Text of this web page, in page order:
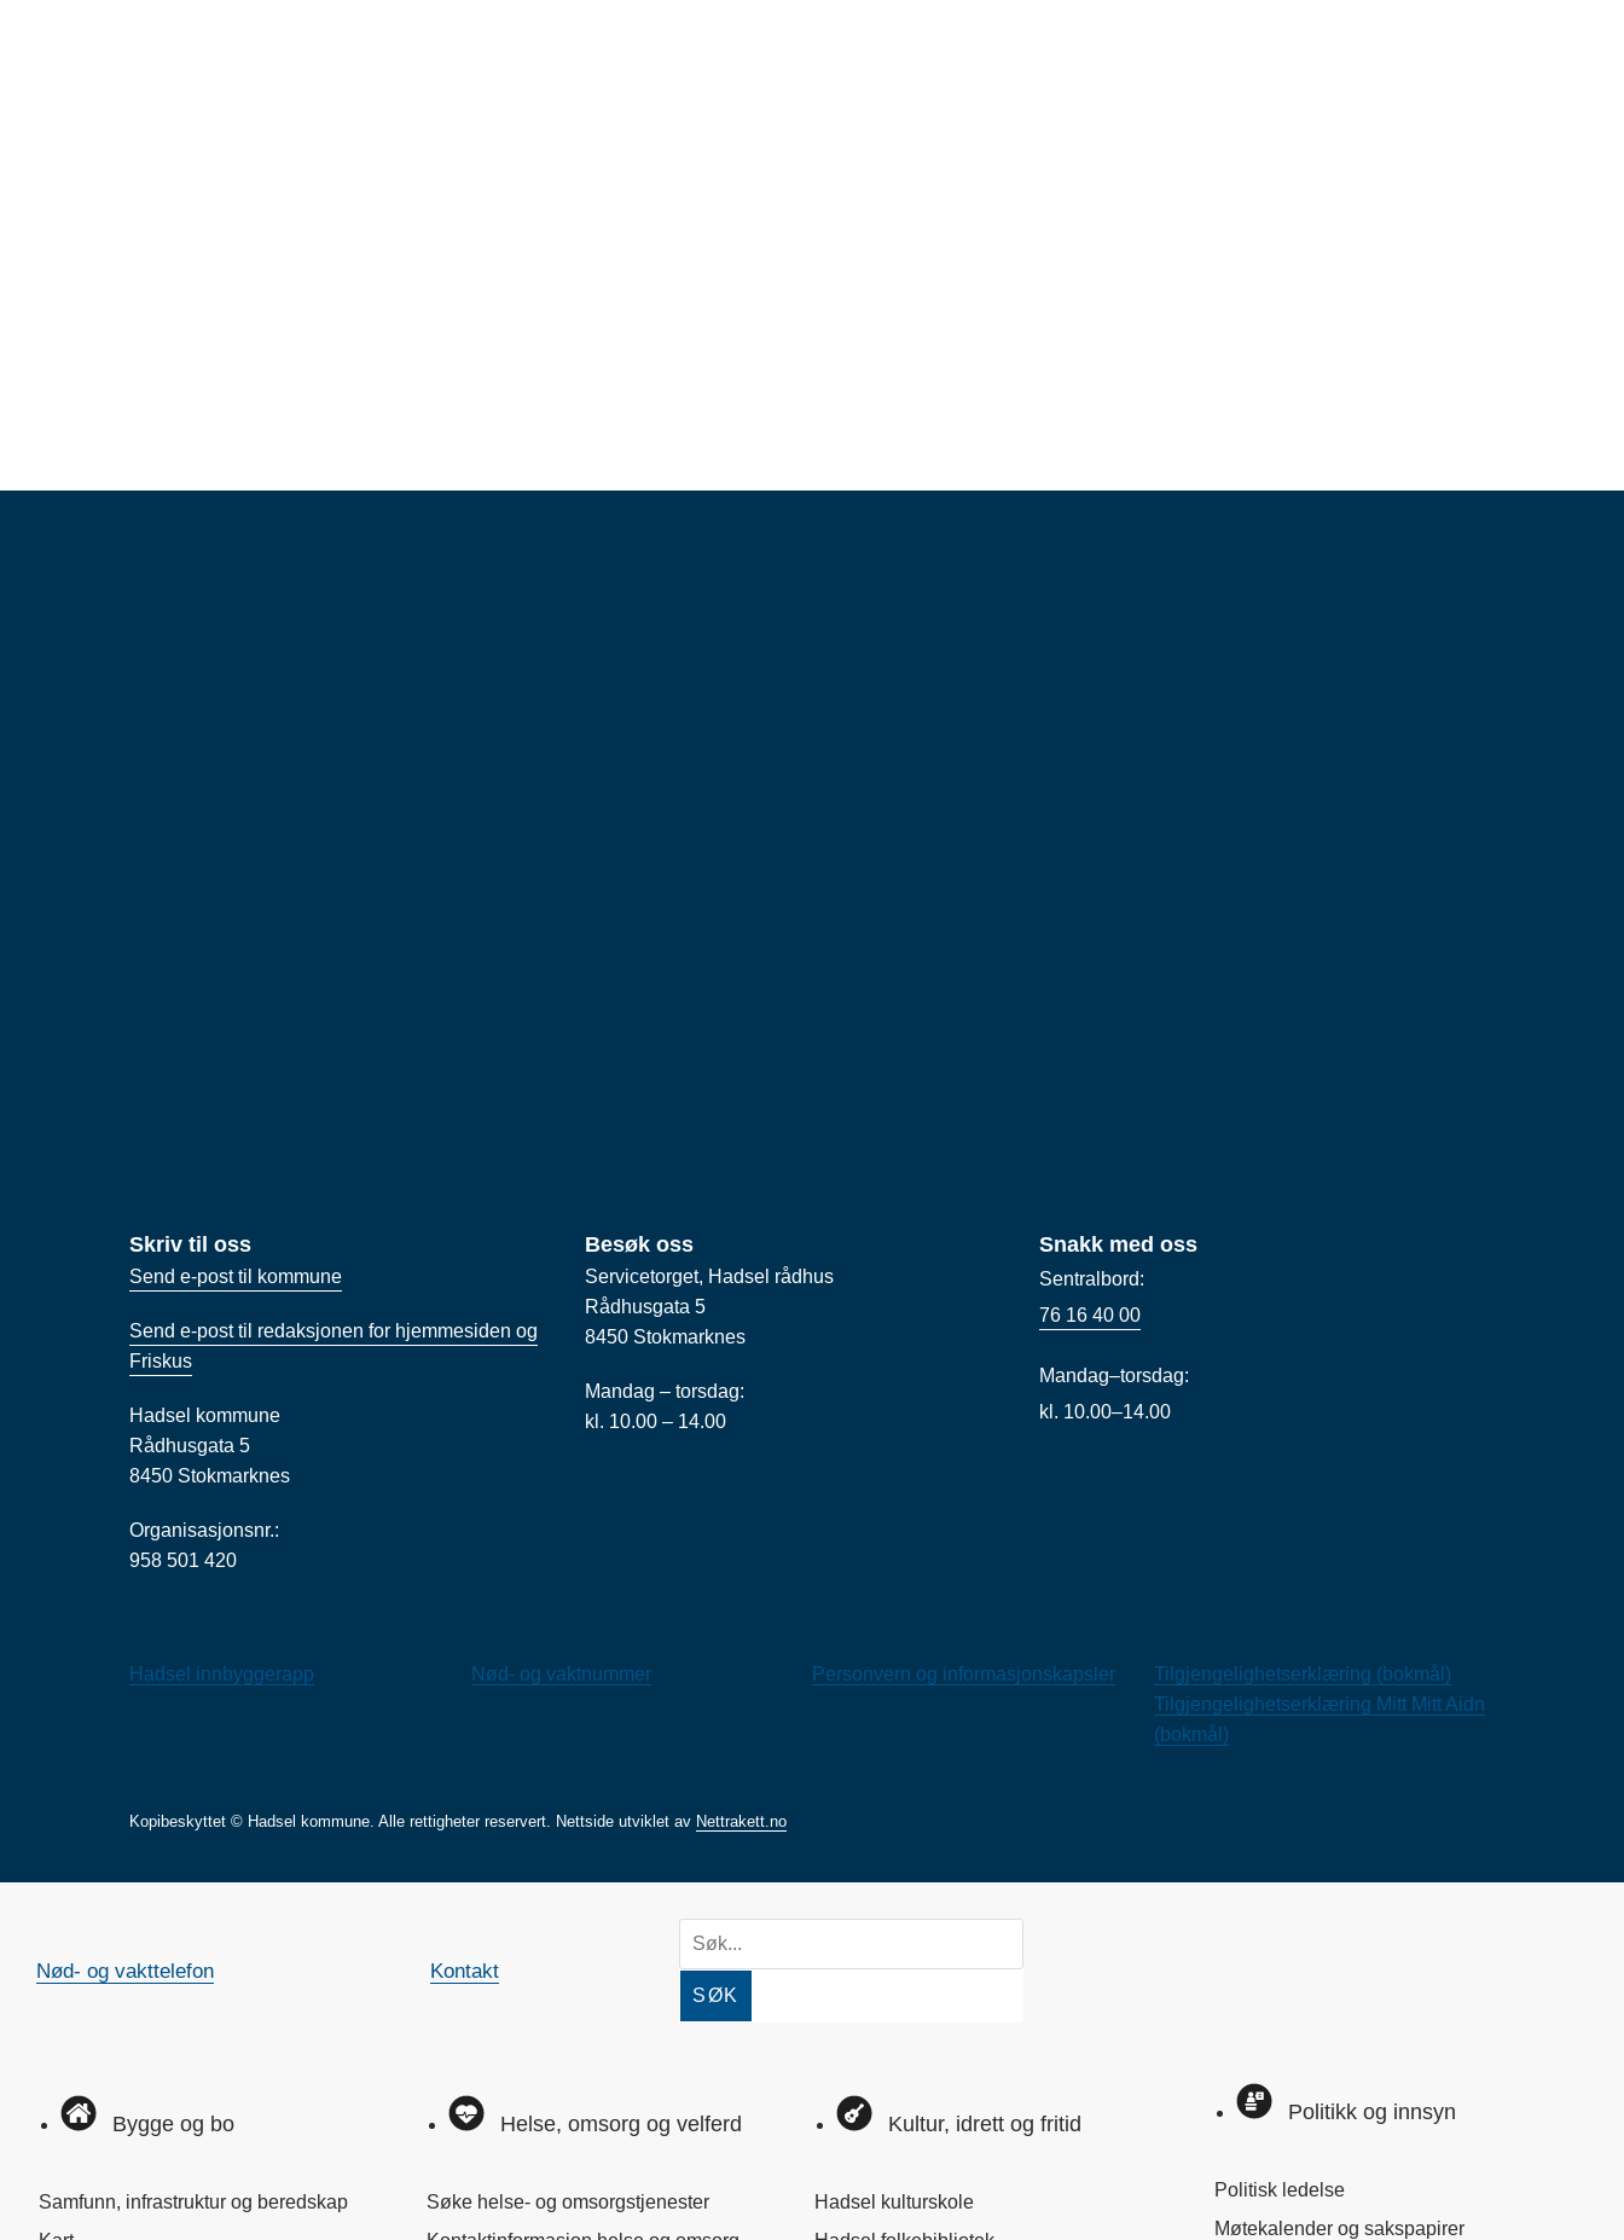
Skriv til oss
Send e-post til kommune
Send e-post til redaksjonen for hjemmesiden og
Friskus
Hadsel kommune
Rådhusgata 5
8450 Stokmarknes
Organisasjonsnr.:
958 501 420
Besøk oss
Servicetorget, Hadsel rådhus
Rådhusgata 5
8450 Stokmarknes
Mandag – torsdag:
kl. 10.00 – 14.00
Snakk med oss
Sentralbord:
76 16 40 00
Mandag–torsdag:
kl. 10.00–14.00
Hadsel innbyggerapp Nød- og vaktnummer Personvern og informasjonskapsler
Tilgjengelighetserklæring (bokmål)
Tilgjengelighetserklæring Mitt Mitt Aidn
(bokmål)
Kopibeskyttet © Hadsel kommune. Alle rettigheter reservert. Nettside utviklet av Nettrakett.no
Nød- og vakttelefon Kontakt
SØK
Bygge og bo
Samfunn, infrastruktur og beredskap
Helse, omsorg og velferd
Søke helse- og omsorgstjenester
Kultur, idrett og fritid
Hadsel kulturskole
Politikk og innsyn
Politisk ledelse
Møtekalender og sakspapirer